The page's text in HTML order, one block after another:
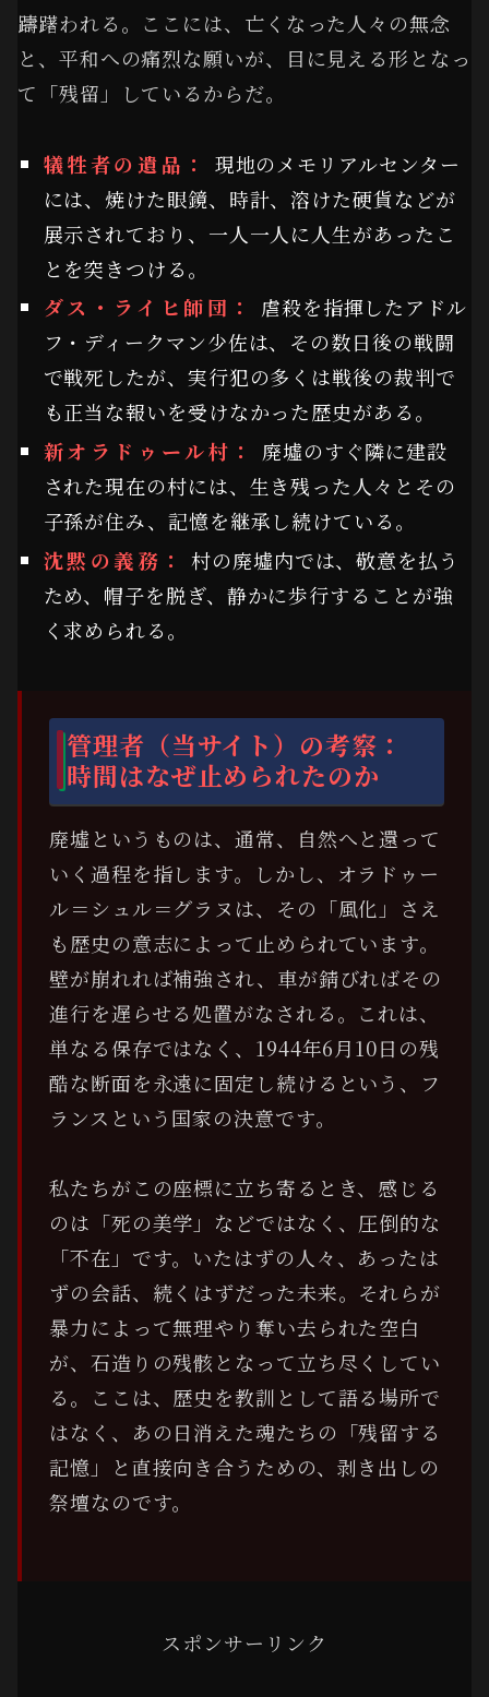
躊躇われる。ここには、亡くなった人々の無念
と、平和への痛烈な願いが、目に見える形となっ
て「残留」しているからだ。
犠牲者の遺品：
現地のメモリアルセンター
には、焼けた眼鏡、時計、溶けた硬貨などが
展示されており、一人一人に人生があったこ
とを突きつける。
ダス・ライヒ師団：
虐殺を指揮したアドル
フ・ディークマン少佐は、その数日後の戦闘
で戦死したが、実行犯の多くは戦後の裁判で
も正当な報いを受けなかった歴史がある。
新オラドゥール村：
廃墟のすぐ隣に建設
された現在の村には、生き残った人々とその
子孫が住み、記憶を継承し続けている。
沈黙の義務：
村の廃墟内では、敬意を払う
ため、帽子を脱ぎ、静かに歩行することが強
く求められる。
管理者（当サイト）の考察：
時間はなぜ止められたのか
廃墟というものは、通常、自然へと還って
いく過程を指します。しかし、オラドゥー
ル＝シュル＝グラヌは、その「風化」さえ
も歴史の意志によって止められています。
壁が崩れれば補強され、車が錆びればその
進行を遅らせる処置がなされる。これは、
単なる保存ではなく、1944年6月10日の残
酷な断面を永遠に固定し続けるという、フ
ランスという国家の決意です。
私たちがこの座標に立ち寄るとき、感じる
のは「死の美学」などではなく、圧倒的な
「不在」です。いたはずの人々、あったは
ずの会話、続くはずだった未来。それらが
暴力によって無理やり奪い去られた空白
が、石造りの残骸となって立ち尽くしてい
る。ここは、歴史を教訓として語る場所で
はなく、あの日消えた魂たちの「残留する
記憶」と直接向き合うための、剥き出しの
祭壇なのです。
スポンサーリンク